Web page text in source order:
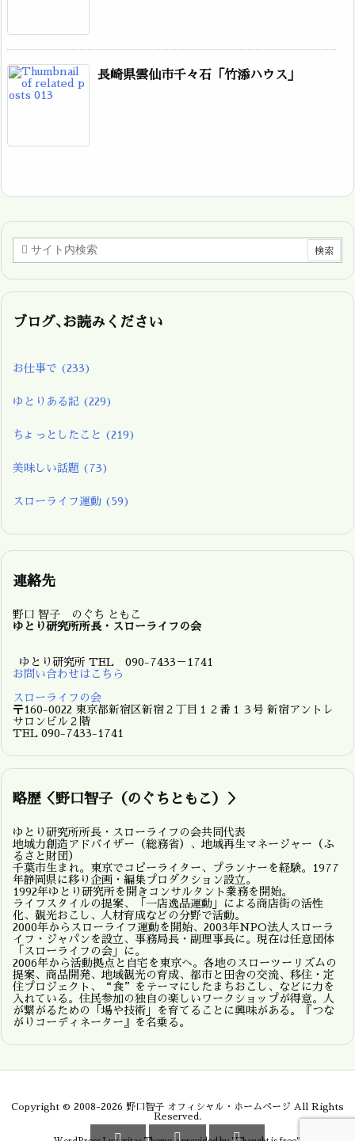
長崎県雲仙市千々石「竹添ハウス」
ブログ､お読みください
お仕事で (233)
ゆとりある記 (229)
ちょっとしたこと (219)
美味しい話題 (73)
スローライフ運動 (59)
連絡先
野口 智子 のぐち ともこ
ゆとり研究所所長・スローライフの会
ゆとり研究所 TEL 090-7433－1741
お問い合わせはこちら
スローライフの会
〒160-0022 東京都新宿区新宿２丁目１２番１３号 新宿アントレ
サロンビル２階
TEL 090-7433-1741
略歴＜野口智子（のぐちともこ）＞
ゆとり研究所所長・スローライフの会共同代表
地域力創造アドバイザー（総務省）、地域再生マネージャー（ふ
るさと財団）
千葉市生まれ。東京でコピーライター、プランナーを経験。1977
年静岡県に移り企画・編集プロダクション設立。
1992年ゆとり研究所を開きコンサルタント業務を開始。
ライフスタイルの提案、「一店逸品運動」による商店街の活性
化、観光おこし、人材育成などの分野で活動。
2000年からスローライフ運動を開始、2003年NPO法人スローラ
イフ・ジャパンを設立、事務局長・副理事長に。現在は任意団体
「スローライフの会」に。
2006年から活動拠点と自宅を東京へ。各地のスローツーリズムの
提案、商品開発、地域観光の育成、都市と田舎の交流、移住・定
住プロジェクト、“食”をテーマにしたまちおこし、などに力を
入れている。住民参加の独自の楽しいワークショップが得意。人
が繋がるための「場や技術」を育てることに興味がある。『つな
がりコーディネーター』を名乗る。
Copyright © 2008-2026 野口智子 オフィシャル・ホームページ All Rights
Reserved.
  